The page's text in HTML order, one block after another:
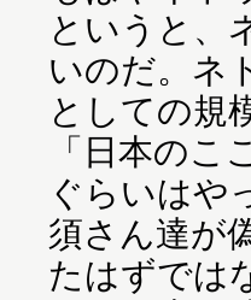
というと、
いのだ。ネ
としての規
「日本の
ぐらいはや
須さん達が
たはずでは